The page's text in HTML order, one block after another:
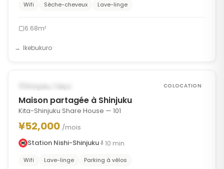
Wifi Sèche-cheveux Lave-linge
6.68m²
Ikebukuro
Shinjuku, Tokyo COLOCATION
Maison partagée à Shinjuku
Kita-Shinjuku Share House — 101
¥52,000 /mois
Station Nishi-Shinjuku
10 min
Wifi Lave-linge Parking à vélos